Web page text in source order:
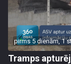
pirms 5 dienām, 1
Tramps